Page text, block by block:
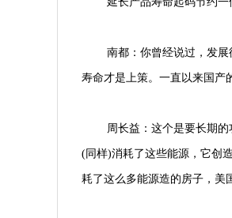
南都：你曾经说过，发
寿命才是上策。一直以来国产
周长益：这个是要长期
(同样)消耗了这些能源，它创
耗了这么多能源造的房子，美